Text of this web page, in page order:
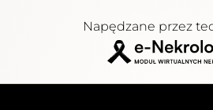
Napędzane przez